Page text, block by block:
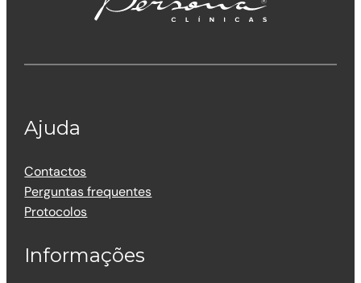
Ajuda
Contactos
Perguntas frequentes
Protocolos
Informações